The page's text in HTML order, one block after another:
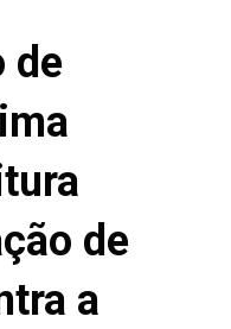
de
de
a